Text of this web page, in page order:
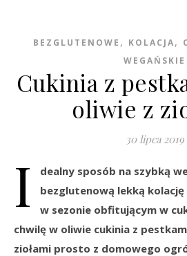
BEZGLUTENOWE , KOLACJA,
WEGAŃSKIE
Cukinia z
oliwie z
30 lipca 2019
I
dealny sposób na szybką
bezglutenową lekką kolację
w sezonie obfitującym w
chwilę w oliwie cukinia z
ziołami prosto z domowego